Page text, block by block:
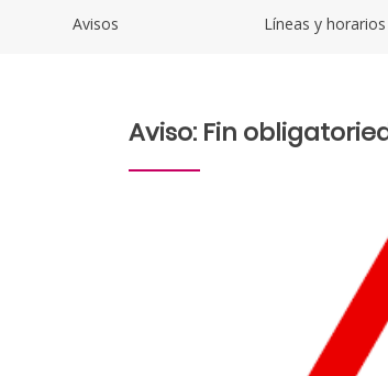
Avisos Líneas y horarios
Aviso: Fin